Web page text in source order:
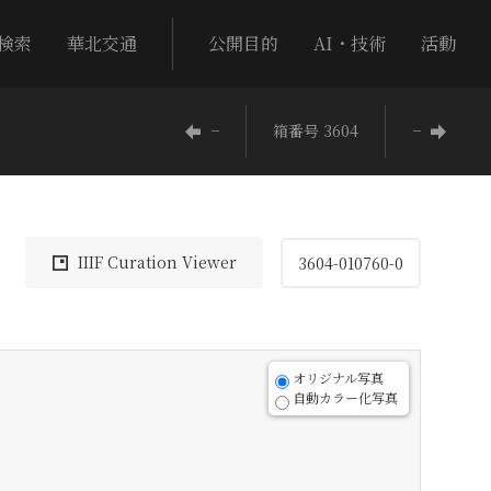
索 華北交通 公開目的 AI・技術 活動
− 箱番号 3604 −
IIIF Curation Viewer 3604-010760-0
オリジナル写真
自動カラー化写真